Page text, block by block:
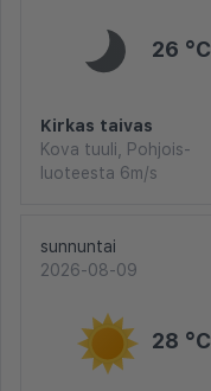
26 °C
Kirkas taivas
Kova tuuli, Pohjois-
luoteesta 6m/s
sunnuntai
2026-08-09
28 °C